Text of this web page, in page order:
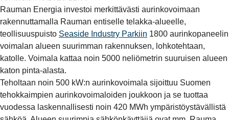
Rauman Energia investoi merkittävästi aurinkovoimaan
rakennuttamalla Rauman entiselle telakka-alueelle,
teollisuuspuisto Seaside Industry Parkiin 1800 aurinkopaneelin
voimalan alueen suurimman rakennuksen, lohkotehtaan,
katolle. Voimala kattaa noin 5000 neliömetrin suuruisen alueen
katon pinta-alasta.
Teholtaan noin 500 kW:n aurinkovoimala sijoittuu Suomen
tehokkaimpien aurinkovoimaloiden joukkoon ja se tuottaa
vuodessa laskennallisesti noin 420 MWh ympäristöystävällistä